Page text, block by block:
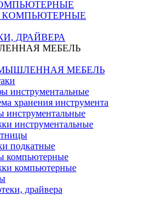
КОМПЬЮТЕРНЫЕ
ДРАЙВЕРА
МЕБЕЛЬ
МЕБЕЛЬ
инструментальные
хранения инструмента
инструментальные
инструментальные
подкатные
компьютерные
компьютерные
драйвера